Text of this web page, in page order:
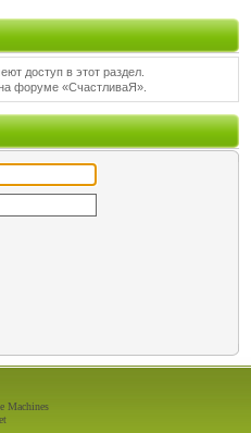
доступ в этот раздел.
форуме «СчастливаЯ».
Machines